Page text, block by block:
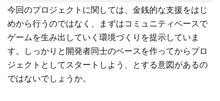
今回のプロジェクトに関しては、金銭的な支援をはじ
めから行うのではなく、まずはコミュニティベースで
ゲームを生み出していく環境づくりを提示していま
す。しっかりと開発者同士のベースを作ってからプロ
ジェクトとしてスタートしよう、とする意図があるの
ではないでしょうか。